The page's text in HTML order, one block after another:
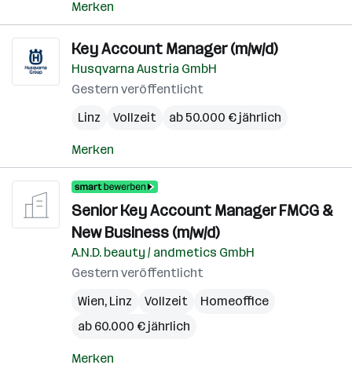
Merken
Key Account Manager (m/w/d)
Husqvarna Austria GmbH
Gestern veröffentlicht
Linz
Vollzeit ab 50.000 € jährlich
Merken
Senior Key Account Manager FMCG &
New Business (m/w/d)
A.N.D. beauty / andmetics GmbH
Gestern veröffentlicht
Wien, Linz Vollzeit
Homeoffice
ab 60.000 € jährlich
Merken